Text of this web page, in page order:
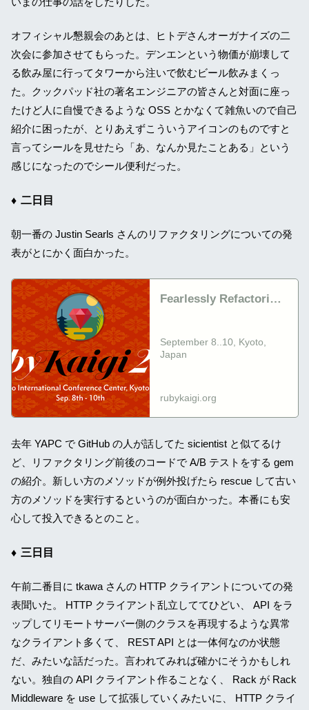
オフィシャル懇親会のあとは、ヒトデさんオーガナイズの二
次会に参加させてもらった。デンエンという物価が崩壊して
る飲み屋に行ってタワーから注いで飲むビール飲みまくっ
た。クックパッド社の著名エンジニアの皆さんと対面に座っ
たけど人に自慢できるような OSS とかなくて雑魚いので自己
紹介に困ったが、とりあえずこういうアイコンのものですと
言ってシールを見せたら「あ、なんか見たことある」という
感じになったのでシール便利だった。
二日目
朝一番の Justin Searls さんのリファクタリングについての発
表がとにかく面白かった。
Fearlessly Refactoring
RubyKaigi 2016
September 8..10, Kyoto,
Japan
rubykaigi.org
去年 YAPC で GitHub の人が話してた sicientist と似てるけ
ど、リファクタリング前後のコードで A/B テストをする gem
の紹介。新しい方のメソッドが例外投げたら rescue して古い
方のメソッドを実行するというのが面白かった。本番にも安
心して投入できるとのこと。
三日目
午前二番目に tkawa さんの HTTP クライアントについての発
表聞いた。 HTTP クライアント乱立しててひどい、 API をラ
ップしてリモートサーバー側のクラスを再現するような異常
なクライアント多くて、 REST API とは一体何なのか状態
だ、みたいな話だった。言われてみれば確かにそうかもしれ
ない。独自の API クライアント作ることなく、 Rack が Rack
Middleware を use して拡張していくみたいに、 HTTP クライ